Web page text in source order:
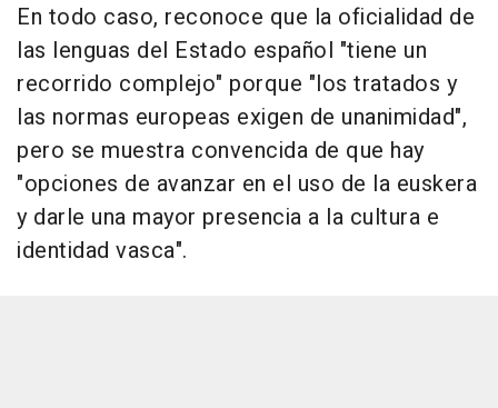
En todo caso, reconoce que la oficialidad de
las lenguas del Estado español "tiene un
recorrido complejo" porque "los tratados y
las normas europeas exigen de unanimidad",
pero se muestra convencida de que hay
"opciones de avanzar en el uso de la euskera
y darle una mayor presencia a la cultura e
identidad vasca".